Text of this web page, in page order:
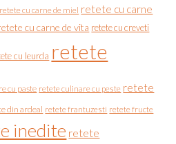
retete cu carne de miel retete cu carne
cu carne de vita retete cu creveti
cu leurda retete
cu paste retete culinare cu peste retete
din ardeal retete frantuzesti retete fructe
inedite retete